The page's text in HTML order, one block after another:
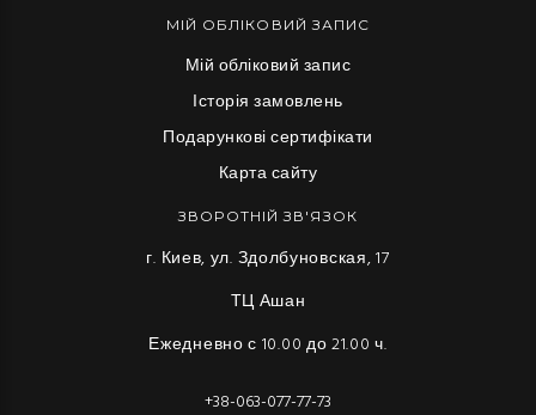
МІЙ ОБЛІКОВИЙ ЗАПИС
Мій обліковий запис
Історія замовлень
Подарункові сертифікати
Карта сайту
ЗВОРОТНІЙ ЗВ'ЯЗОК
г. Киев, ул. Здолбуновская, 17
ТЦ Ашан
Ежедневно с 10.00 до 21.00 ч.
+38-063-077-77-73